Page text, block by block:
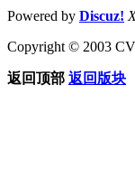
Powered by Discuz!
Copyright © 2003
返回顶部 返回版块